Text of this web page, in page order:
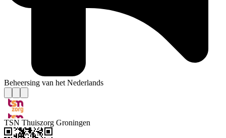
Beheersing van het Nederlands
TSN Thuiszorg Groningen